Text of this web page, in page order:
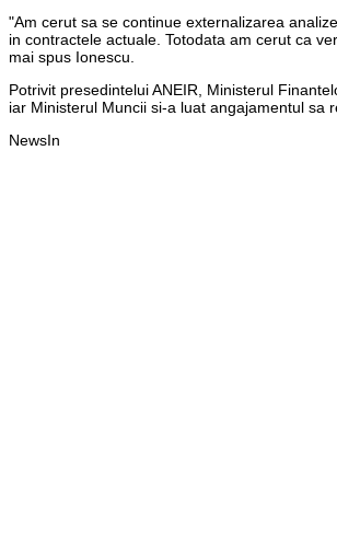
"Am cerut sa se continue externalizarea
in contractele actuale. Totodata am cerut ca
mai spus Ionescu.
Potrivit presedintelui ANEIR, Ministerul
iar Ministerul Muncii si-a luat angajamentul sa
NewsIn